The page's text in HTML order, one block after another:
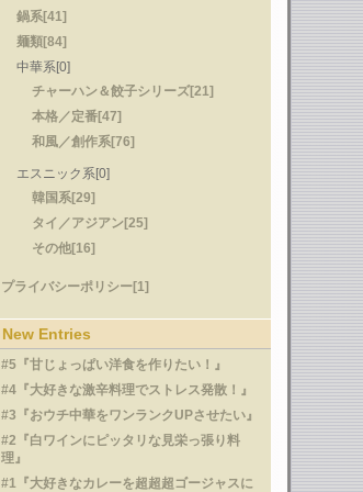
鍋系[41]
麺類[84]
中華系[0]
チャーハン＆餃子シリーズ[21]
本格／定番[47]
和風／創作系[76]
エスニック系[0]
韓国系[29]
タイ／アジアン[25]
その他[16]
プライバシーポリシー[1]
New Entries
#5『甘じょっぱい洋食を作りたい！』
#4『大好きな激辛料理でストレス発散！』
#3『おウチ中華をワンランクUPさせたい』
#2『白ワインにピッタリな見栄っ張り料
理』
#1『大好きなカレーを超超超ゴージャスに